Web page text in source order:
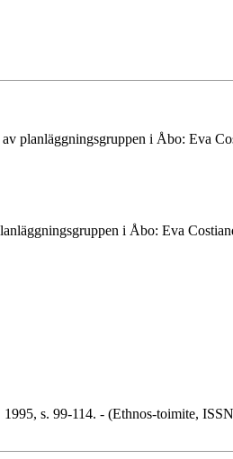
planläggningsgruppen i Åbo: Eva
i Åbo: Eva
s. 99-114. - (Ethnos-toimite,